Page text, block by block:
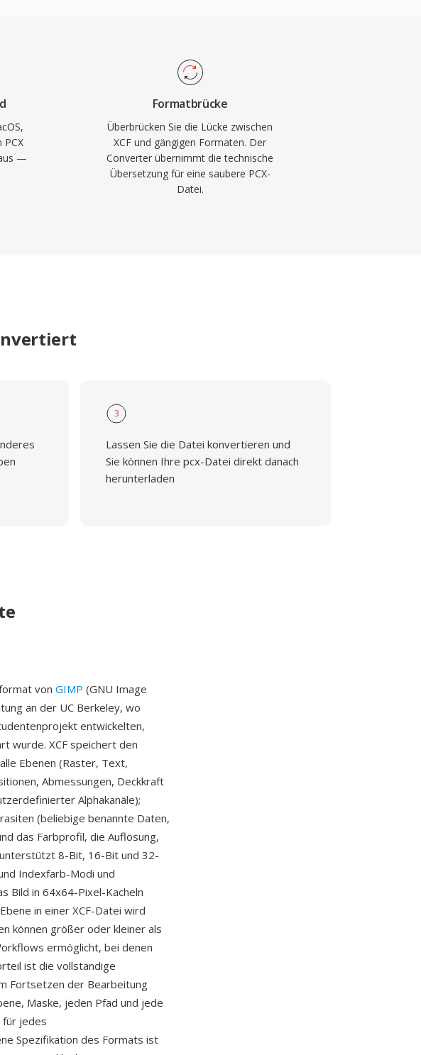
PCX
—
Formatbrücke
Überbrücken Sie die Lücke zwischen
XCF und gängigen Formaten. Der
Converter übernimmt die technische
Übersetzung für eine saubere PCX-
Datei.
3
Lassen Sie die Datei konvertieren und
Sie können Ihre pcx-Datei direkt danach
herunterladen
von GIMP (GNU Image
an der UC Berkeley, wo
entwickelten,
wurde. XCF speichert den
Ebenen (Raster, Text,
Abmessungen, Deckkraft
Alphakanäle);
(beliebige benannte Daten,
das Farbprofil, die Auflösung,
8-Bit, 16-Bit und 32-
Indexfarb-Modi und
Bild in 64x64-Pixel-Kacheln
in einer XCF-Datei wird
können größer oder kleiner als
ermöglicht, bei denen
ist die vollständige
Fortsetzen der Bearbeitung
Maske, jeden Pfad und jede
jedes
Spezifikation des Formats ist